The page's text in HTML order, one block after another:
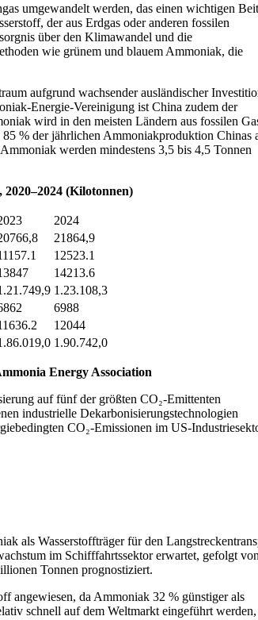
umgewandelt werden, das einen wichtigen
der aus Erdgas oder anderen fossilen
über den Klimawandel und die
wie grünem und blauem Ammoniak, die
aufgrund wachsender ausländischer
Energie-Vereinigung ist China zudem der
wird in den meisten Ländern aus fossilen
% der jährlichen Ammoniakproduktion Chinas
werden mindestens 3,5 bis 4,5 Tonnen
(Kilotonnen)
2024
21864,9
12523.1
14213.6
1.23.108,3
6988
12044
1.90.742,0
Energy Association
auf fünf der größten CO₂-Emittenten
industrielle Dekarbonisierungstechnologien
CO₂-Emissionen im US-
als Wasserstoffträger für den
im Schifffahrtssektor erwartet, gefolgt
Tonnen prognostiziert.
angewiesen, da Ammoniak 32 % günstiger als
schnell auf dem Weltmarkt eingeführt